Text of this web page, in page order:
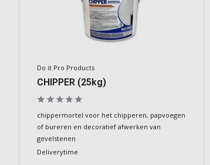
Do it Pro Products
CHIPPER (25kg)
chippermortel voor het chipperen, papvoegen
of bureren en decoratief afwerken van
gevelstenen
Deliverytime